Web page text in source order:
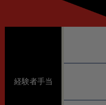
経験者手当